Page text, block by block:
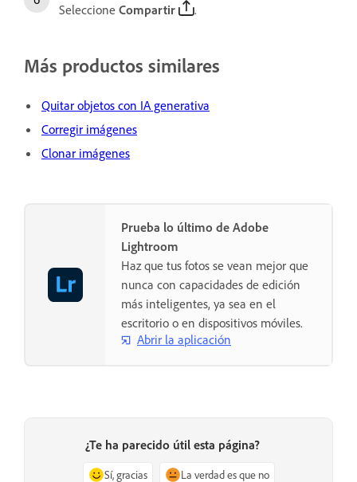
Seleccione Compartir .
Más productos similares
Quitar objetos con IA generativa
Corregir imágenes
Clonar imágenes
Prueba lo último de Adobe
Lightroom
Haz que tus fotos se vean mejor que
nunca con capacidades de edición
más inteligentes, ya sea en el
escritorio o en dispositivos móviles.
Abrir la aplicación
¿Te ha parecido útil esta página?
Sí, gracias La verdad es que no